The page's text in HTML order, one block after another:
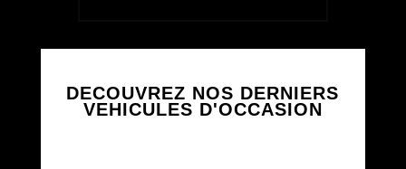
DECOUVREZ NOS DERNIERS
VEHICULES D'OCCASION